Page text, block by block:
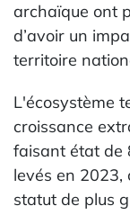
archaïque ont
d’avoir un
territoire
L'écosystème
croissance
faisant état de
levés en 2023,
statut de plus